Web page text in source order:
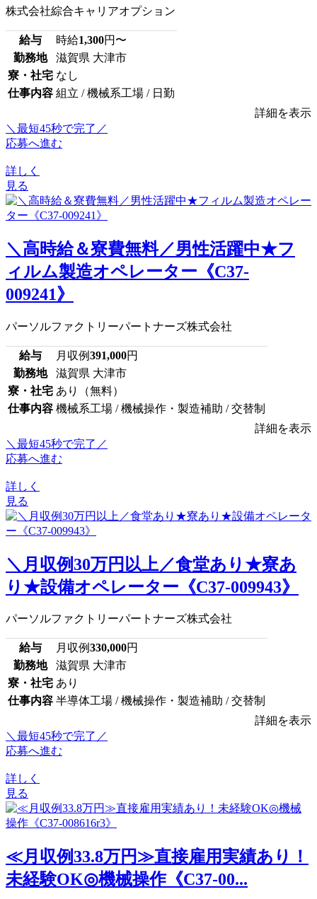
株式会社綜合キャリアオプション
給与 時給1,300円〜
勤務地
滋賀県 大津市
寮・社宅 なし
仕事内容 組立 / 機械系工場 / 日勤
詳細を表示
＼最短45秒で完了／
応募へ進む
詳しく
見る
＼高時給＆寮費無料／男性活躍中★フ
ィルム製造オペレーター《C37-
009241》
パーソルファクトリーパートナーズ株式会社
給与 月収例391,000円
勤務地
滋賀県 大津市
寮・社宅 あり（無料）
仕事内容 機械系工場 / 機械操作・製造補助 / 交替制
詳細を表示
＼最短45秒で完了／
応募へ進む
詳しく
見る
＼月収例30万円以上／食堂あり★寮あ
り★設備オペレーター《C37-009943》
パーソルファクトリーパートナーズ株式会社
給与 月収例330,000円
勤務地
滋賀県 大津市
寮・社宅 あり
仕事内容 半導体工場 / 機械操作・製造補助 / 交替制
詳細を表示
＼最短45秒で完了／
応募へ進む
詳しく
見る
≪月収例33.8万円≫直接雇用実績あり！
未経験OK◎機械操作《C37-00...